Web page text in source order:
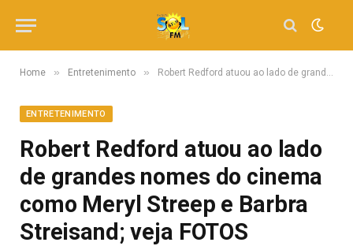
Home » Entretenimento » Robert Redford atuou ao lado de grandes nomes do cinema como Meryl Streep e Barbra Streisand; veja FOTOS
ENTRETENIMENTO
Robert Redford atuou ao lado
de grandes nomes do cinema
como Meryl Streep e Barbra
Streisand; veja FOTOS